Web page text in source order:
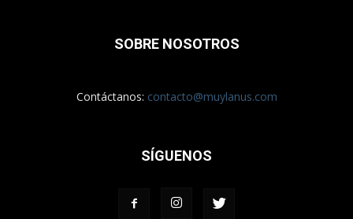
SOBRE NOSOTROS
Contáctanos: contacto@muylanus.com
SÍGUENOS